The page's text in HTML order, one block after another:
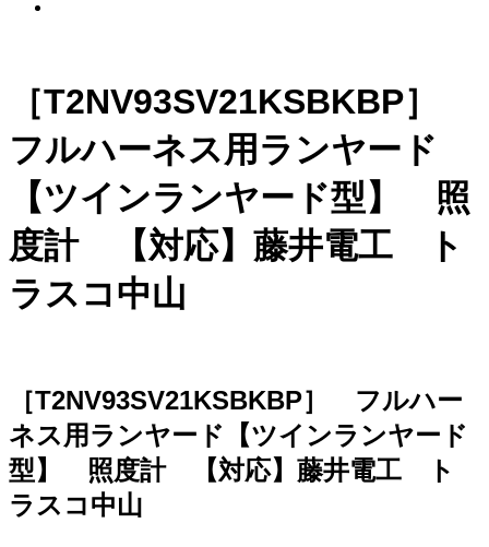
［T2NV93SV21KSBKBP］
フルハーネス用ランヤード
【ツインランヤード型】 照
度計 【対応】藤井電工 ト
ラスコ中山
［T2NV93SV21KSBKBP］ フルハー
ネス用ランヤード【ツインランヤード
型】 照度計 【対応】藤井電工 ト
ラスコ中山